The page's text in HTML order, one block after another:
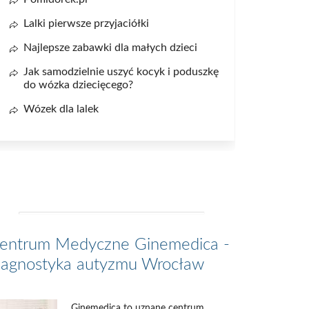
Lalki pierwsze przyjaciółki
Najlepsze zabawki dla małych dzieci
Jak samodzielnie uszyć kocyk i poduszkę
do wózka dziecięcego?
Wózek dla lalek
Medyczne Ginemedica -
autyzmu Wrocław